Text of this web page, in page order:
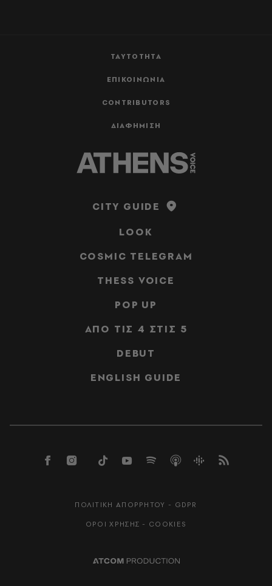
ΤΑΥΤΟΤΗΤΑ
ΕΠΙΚΟΙΝΩΝΙΑ
CONTRIBUTORS
ΔΙΑΦΗΜΙΣΗ
CITY GUIDE
LOOK
COSMIC TELEGRAM
THESS VOICE
POP UP
ΑΠΟ ΤΙΣ 4 ΣΤΙΣ 5
DEBUT
ENGLISH GUIDE
ΠΟΛΙΤΙΚΗ ΑΠΟΡΡΗΤΟΥ - GDPR
ΟΡΟΙ ΧΡΗΣΗΣ - COOKIES